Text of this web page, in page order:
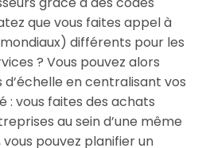
que vous faites appel à
différents pour les
? Vous pouvez alors
en centralisant vos
: vous faites des achats
au sein d’une même
pouvez planifier un